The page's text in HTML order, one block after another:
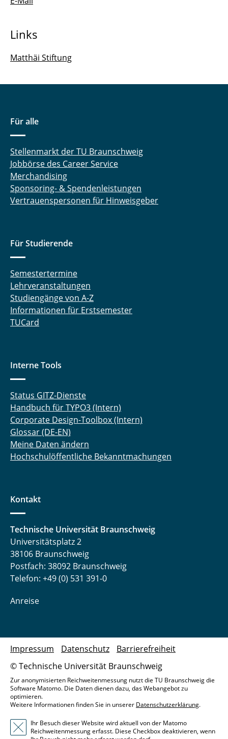
Links
Matthäi Stiftung
Für alle
Stellenmarkt der TU Braunschweig
Jobbörse des Career Service
Merchandising
Sponsoring- & Spendenleistungen
Vertrauenspersonen für Hinweisgeber
Für Studierende
Semestertermine
Lehrveranstaltungen
Studiengänge von A-Z
Informationen für Erstsemester
TUCard
Interne Tools
Status GITZ-Dienste
Handbuch für TYPO3 (Intern)
Corporate Design-Toolbox (Intern)
Glossar (DE-EN)
Meine Daten ändern
Hochschulöffentliche Bekanntmachungen
Kontakt
Technische Universität Braunschweig
Universitätsplatz 2
38106 Braunschweig
Postfach: 38092 Braunschweig
Telefon: +49 (0) 531 391-0
Anreise
© Technische Universität Braunschweig
Impressum Datenschutz Barrierefreiheit
Zur anonymisierten Reichweitenmessung nutzt die TU Braunschweig die
Software Matomo. Die Daten dienen dazu, das Webangebot zu
optimieren.
Weitere Informationen finden Sie in unserer Datenschutzerklärung.
Ihr Besuch dieser Website wird aktuell von der Matomo
Reichweitenmessung erfasst. Diese Checkbox deaktivieren, wenn